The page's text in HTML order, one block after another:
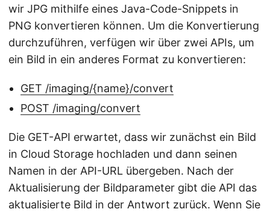
wir JPG mithilfe eines Java-Code-Snippets in
PNG konvertieren können. Um die Konvertierung
durchzuführen, verfügen wir über zwei APIs, um
ein Bild in ein anderes Format zu konvertieren:
GET /imaging/{name}/convert
POST /imaging/convert
Die GET-API erwartet, dass wir zunächst ein Bild
in Cloud Storage hochladen und dann seinen
Namen in der API-URL übergeben. Nach der
Aktualisierung der Bildparameter gibt die API das
aktualisierte Bild in der Antwort zurück. Wenn Sie